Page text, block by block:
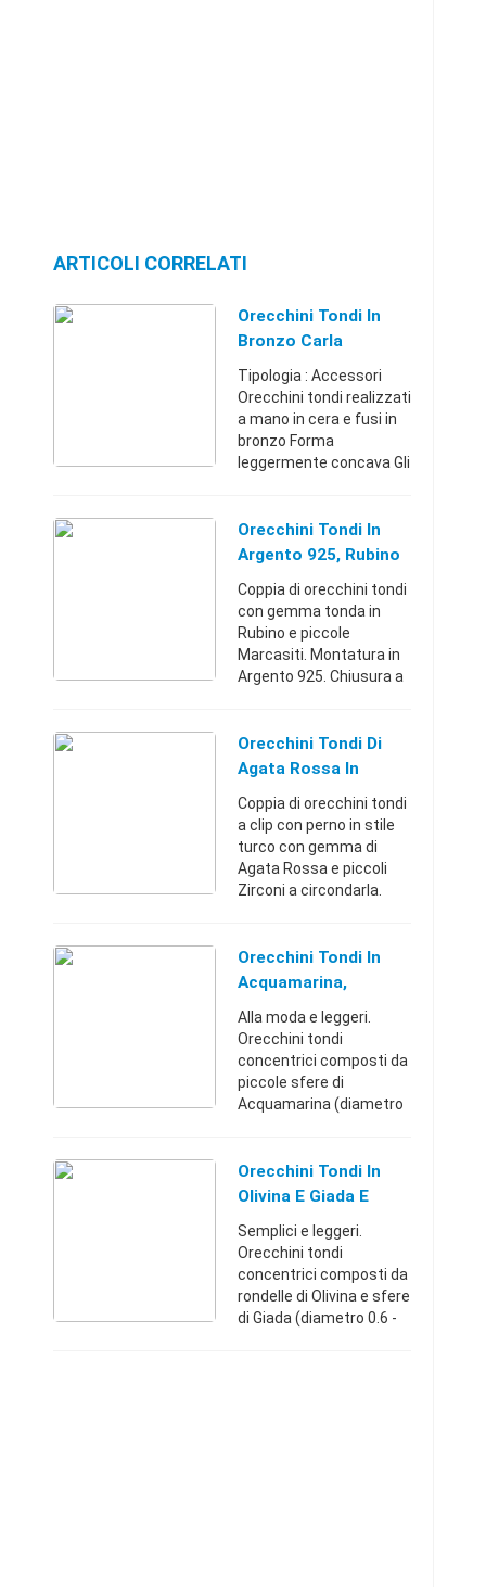
ARTICOLI CORRELATI
Orecchini Tondi In
Bronzo Carla
Montemerli
Tipologia : Accessori
Orecchini tondi realizzati
a mano in cera e fusi in
bronzo Forma
leggermente concava Gli
antiossidante Misure
diametro mm 40
Orecchini Tondi In
Argento 925, Rubino
E Marcasite
Coppia di orecchini tondi
con gemma tonda in
Rubino e piccole
Marcasiti. Montatura in
Argento 925. Chiusura a
2 €
Orecchini Tondi Di
Agata Rossa In
Argento 925 E
Bronzo - Stile Turco
Coppia di orecchini tondi
a clip con perno in stile
turco con gemma di
Agata Rossa e piccoli
Zirconi a circondarla.
Indossando un paio di
orecchini in Agata si
Orecchini Tondi In
Acquamarina,
Morganite E Argento
925
Alla moda e leggeri.
Orecchini tondi
concentrici composti da
piccole sfere di
Acquamarina (diametro
(diametro 0.6 cm).
Montatura in Argento
Orecchini Tondi In
Olivina E Giada E
Argento 925
Semplici e leggeri.
Orecchini tondi
concentrici composti da
rondelle di Olivina e sfere
di Giada (diametro 0.6 -